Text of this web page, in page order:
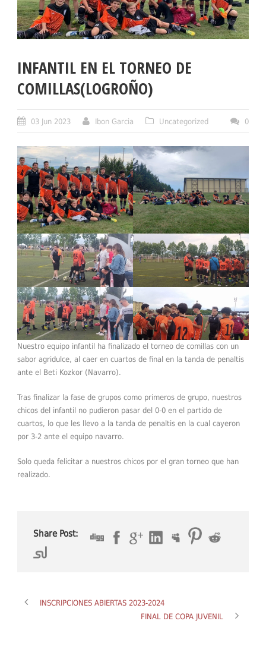
INFANTIL EN EL TORNEO DE
COMILLAS(LOGROÑO)
03 Jun 2023 Ibon Garcia Uncategorized 0
Nuestro equipo infantil ha finalizado el torneo de comillas con un
sabor agridulce, al caer en cuartos de final en la tanda de penaltis
ante el Beti Kozkor (Navarro).
Tras finalizar la fase de grupos como primeros de grupo, nuestros
chicos del infantil no pudieron pasar del 0-0 en el partido de
cuartos, lo que les llevo a la tanda de penaltis en la cual cayeron
por 3-2 ante el equipo navarro.
Solo queda felicitar a nuestros chicos por el gran torneo que han
realizado.
Share Post:
INSCRIPCIONES ABIERTAS 2023-2024
FINAL DE COPA JUVENIL